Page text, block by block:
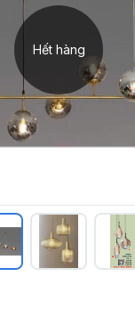
Hết hàng